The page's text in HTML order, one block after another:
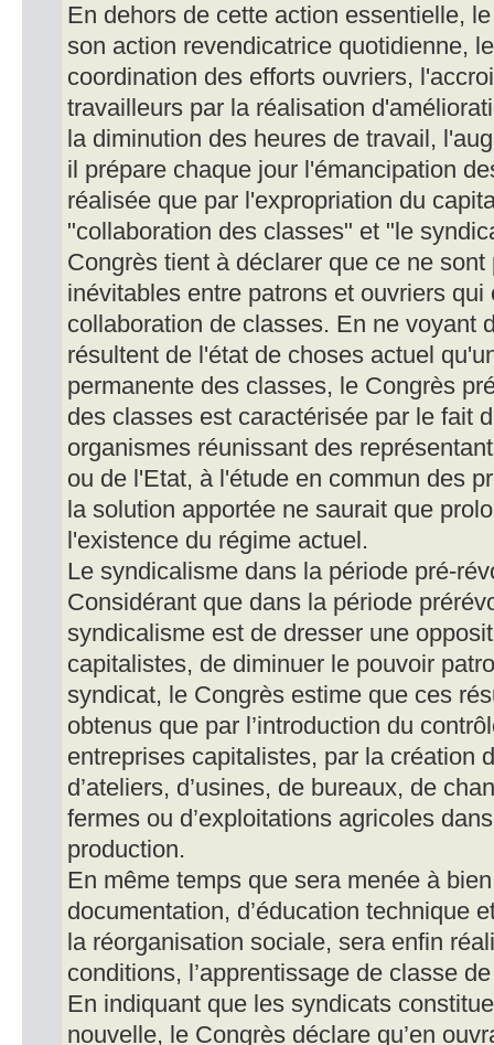
En dehors de cette action essentielle,
son action revendicatrice quotidienne,
coordination des efforts ouvriers,
travailleurs par la réalisation
la diminution des heures de travail,
il prépare chaque jour l'émancipation
réalisée que par l'expropriation du
"collaboration des classes" et "le
Congrès tient à déclarer que ce ne
inévitables entre patrons et ouvriers
collaboration de classes. En ne voyant
résultent de l'état de choses actuel
permanente des classes, le Congrès
des classes est caractérisée par le fait
organismes réunissant des
ou de l'Etat, à l'étude en commun des
la solution apportée ne saurait que
l'existence du régime actuel.
Le syndicalisme dans la période pré-
Considérant que dans la période
syndicalisme est de dresser une
capitalistes, de diminuer le pouvoir
syndicat, le Congrès estime que ces
obtenus que par l’introduction du
entreprises capitalistes, par la création
d’ateliers, d’usines, de bureaux, de
fermes ou d’exploitations agricoles
production.
En même temps que sera menée à
documentation, d’éducation technique
la réorganisation sociale, sera enfin
conditions, l’apprentissage de classe
En indiquant que les syndicats
nouvelle, le Congrès déclare qu’en